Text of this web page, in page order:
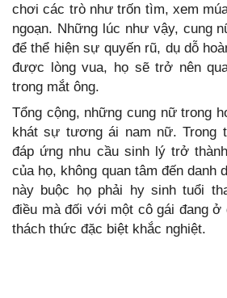
chơi các trò như trốn tìm, xem
ngoạn. Những lúc như vậy, cung
để thể hiện sự quyến rũ, dụ dỗ
được lòng vua, họ sẽ trở nên
trong mắt ông.
Tổng cộng, những cung nữ trong
khát sự tương ái nam nữ. Trong
đáp ứng nhu cầu sinh lý trở
của họ, không quan tâm đến danh
này buộc họ phải hy sinh tuổi
điều mà đối với một cô gái đang
thách thức đặc biệt khắc nghiệt.